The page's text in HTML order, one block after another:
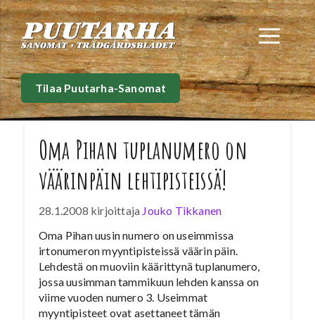
Siirry
sisältöön
Tilaa Puutarha-Sanomat
Oma Pihan tuplanumero on
väärinpäin lehtipisteissä!
28.1.2008 kirjoittaja Jouko Tikkanen
Oma Pihan uusin numero on useimmissa
irtonumeron myyntipisteissä väärin päin.
Lehdestä on muoviin käärittynä tuplanumero,
jossa uusimman tammikuun lehden kanssa on
viime vuoden numero 3. Useimmat
myyntipisteet ovat asettaneet tämän